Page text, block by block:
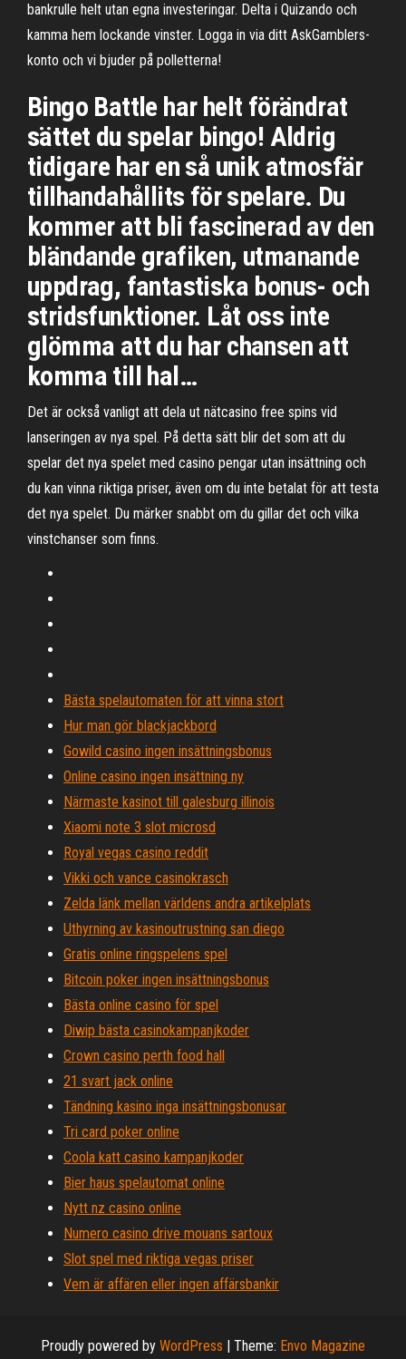
bankrulle helt utan egna investeringar. Delta i Quizando och
kamma hem lockande vinster. Logga in via ditt AskGamblers-
konto och vi bjuder på polletterna!
‎Bingo Battle har helt förändrat
sättet du spelar bingo! Aldrig
tidigare har en så unik atmosfär
tillhandahållits för spelare. Du
kommer att bli fascinerad av den
bländande grafiken, utmanande
uppdrag, fantastiska bonus- och
stridsfunktioner. Låt oss inte
glömma att du har chansen att
komma till hal…
Det är också vanligt att dela ut nätcasino free spins vid
lanseringen av nya spel. På detta sätt blir det som att du
spelar det nya spelet med casino pengar utan insättning och
du kan vinna riktiga priser, även om du inte betalat för att testa
det nya spelet. Du märker snabbt om du gillar det och vilka
vinstchanser som finns.
Bästa spelautomaten för att vinna stort
Hur man gör blackjackbord
Gowild casino ingen insättningsbonus
Online casino ingen insättning ny
Närmaste kasinot till galesburg illinois
Xiaomi note 3 slot microsd
Royal vegas casino reddit
Vikki och vance casinokrasch
Zelda länk mellan världens andra artikelplats
Uthyrning av kasinoutrustning san diego
Gratis online ringspelens spel
Bitcoin poker ingen insättningsbonus
Bästa online casino för spel
Diwip bästa casinokampanjkoder
Crown casino perth food hall
21 svart jack online
Tändning kasino inga insättningsbonusar
Tri card poker online
Coola katt casino kampanjkoder
Bier haus spelautomat online
Nytt nz casino online
Numero casino drive mouans sartoux
Slot spel med riktiga vegas priser
Vem är affären eller ingen affärsbankir
Proudly powered by WordPress | Theme: Envo Magazine